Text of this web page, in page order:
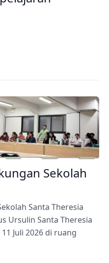
Sekolah
Santa Theresia
Ursulin Santa Theresia
Juli 2026 di ruang